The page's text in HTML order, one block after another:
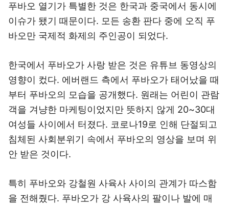
푸바오 열기가 특별한 것은 한국과 중국에서 동시에
이슈가 됐기 때문이다. 모든 송환 판다 중에 오직 푸
바오만 국제적 화제의 주인공이 되었다.
한국에서 푸바오가 사랑 받은 것은 유튜브 동영상의
영향이 컸다. 에버랜드 측에서 푸바오가 태어났을 때
부터 푸바오의 모습을 공개했다. 원래는 어린이 관람
객을 겨냥한 마케팅이었지만 뜻하지 않게 20~30대
여성들 사이에서 터졌다. 코로나19로 인해 단절되고
침체된 사회분위기 속에서 푸바오의 영상을 보며 위
안 받은 것이다.
특히 푸바오와 강철원 사육사 사이의 관계가 따스함
을 전해줬다. 푸바오가 강 사육사의 팔이나 발에 매